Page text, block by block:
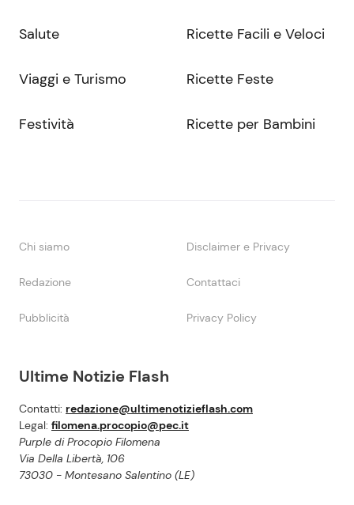
Ultime Notizie Flash
Contatti: redazione@ultimenotizieflash.com
Legal: filomena.procopio@pec.it
Purple di Procopio Filomena
Via Della Libertà, 106
73030 - Montesano Salentino (LE)
Salute
Viaggi e Turismo
Festività
Ricette Facili e Veloci
Ricette Feste
Ricette per Bambini
Chi siamo Disclaimer e Privacy
Redazione Contattaci
Pubblicità Privacy Policy